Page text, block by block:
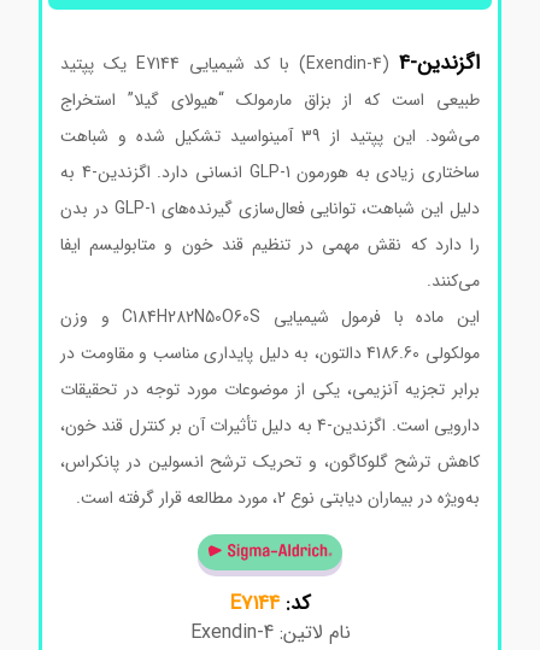
اگزندین-4
(Exendin-4) با کد شیمیایی E7144 یک پپتید
طبیعی است که از بزاق مارمولک “هیولای گیلا” استخراج
می‌شود. این پپتید از 39 آمینواسید تشکیل شده و شباهت
ساختاری زیادی به هورمون GLP-1 انسانی دارد. اگزندین-4 به
دلیل این شباهت، توانایی فعال‌سازی گیرنده‌های GLP-1 در بدن
را دارد که نقش مهمی در تنظیم قند خون و متابولیسم ایفا
می‌کنند.
این ماده با فرمول شیمیایی C184H282N50O60S و وزن
مولکولی 4186.60 دالتون، به دلیل پایداری مناسب و مقاومت در
برابر تجزیه آنزیمی، یکی از موضوعات مورد توجه در تحقیقات
دارویی است. اگزندین-4 به دلیل تأثیرات آن بر کنترل قند خون،
کاهش ترشح گلوکاگون، و تحریک ترشح انسولین در پانکراس،
به‌ویژه در بیماران دیابتی نوع 2، مورد مطالعه قرار گرفته است.
کد:E7144
نام لاتین: Exendin-4